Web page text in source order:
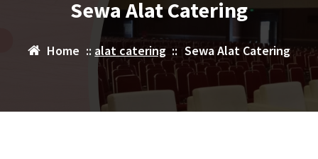
Sewa Alat Catering
Home :: alat catering :: Sewa Alat Catering